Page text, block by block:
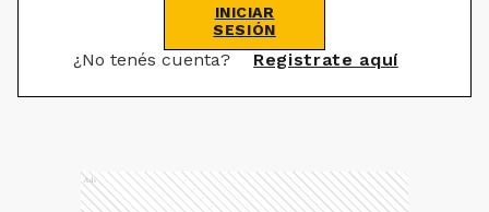
INICIAR
SESIÓN
¿No tenés cuenta? Registrate aquí
Ads